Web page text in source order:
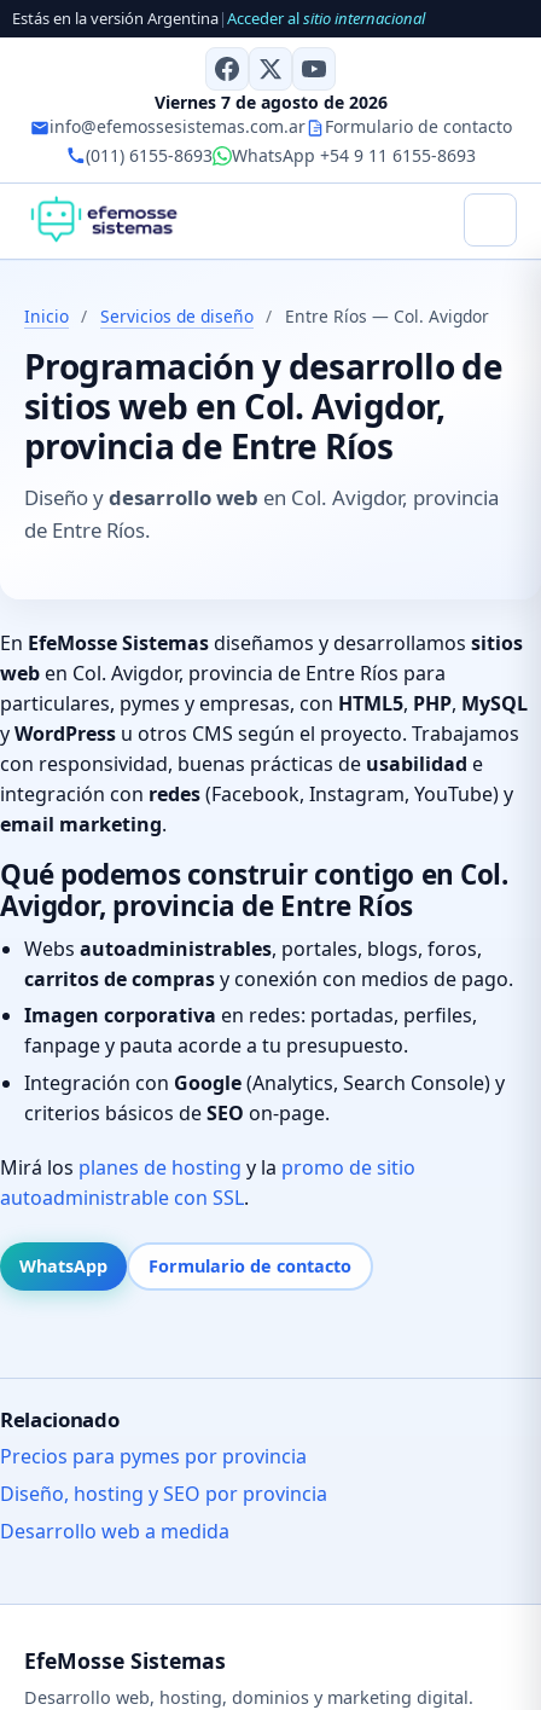
Estás en la versión Argentina|Acceder alsitio internacional
Viernes 7 de agosto de 2026
info@efemossesistemas.com.ar
Formulario de contacto
(011) 6155-8693
WhatsApp +54 9 11 6155-8693
Inicio / Servicios de diseño / Entre Ríos — Col. Avigdor
Programación y desarrollo de
sitios web en Col. Avigdor,
provincia de Entre Ríos
Diseño ydesarrollo web en Col. Avigdor, provincia
de Entre Ríos.
En EfeMosse Sistemasdiseñamos y desarrollamos sitios
weben Col. Avigdor, provincia de Entre Ríos para
particulares, pymes y empresas, con HTML5, PHP, MySQL
yWordPress u otros CMS según el proyecto. Trabajamos
con responsividad, buenas prácticas de usabilidad e
integración con redes(Facebook, Instagram, YouTube) y
email marketing.
Qué podemos construir contigo en Col.
Avigdor, provincia de Entre Ríos
Webs autoadministrables, portales, blogs, foros,
carritos de comprasy conexión con medios de pago.
Imagen corporativa en redes: portadas, perfiles,
fanpage y pauta acorde a tu presupuesto.
Integración con Google(Analytics, Search Console) y
criterios básicos deSEO on-page.
Mirá los planes de hosting y la promo de sitio
autoadministrable con SSL.
WhatsApp Formulario de contacto
Relacionado
Precios para pymes por provincia
Diseño, hosting y SEO por provincia
Desarrollo web a medida
EfeMosse Sistemas
Desarrollo web, hosting, dominios y marketing digital.